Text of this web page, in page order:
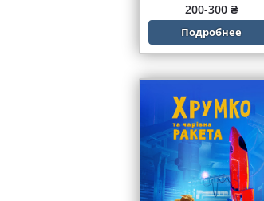
200-300 ₴
Подробнее